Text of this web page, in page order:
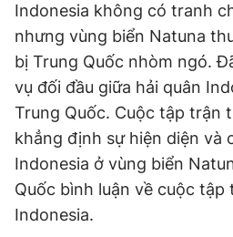
Indonesia không có tranh
nhưng vùng biển Natuna
bị Trung Quốc nhòm ngó.
vụ đối đầu giữa hải quân
Trung Quốc. Cuộc tập trận
khẳng định sự hiện diện và
Indonesia ở vùng biển
Quốc bình luận về cuộc tập
Indonesia.